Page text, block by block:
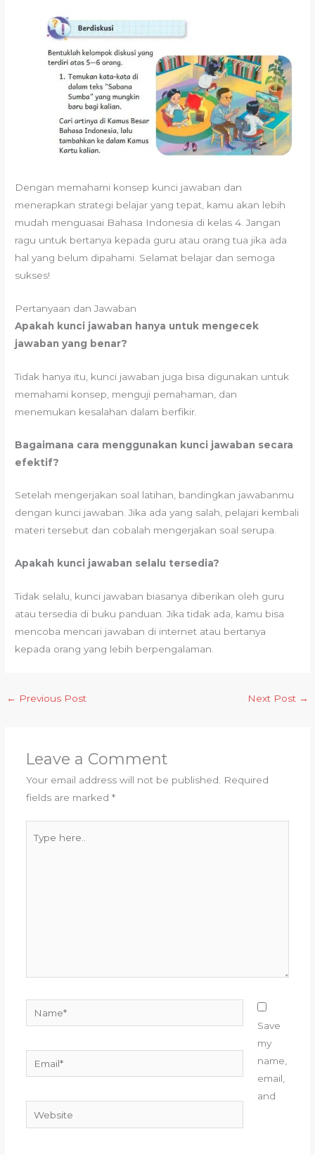
Dengan memahami konsep kunci jawaban dan
menerapkan strategi belajar yang tepat, kamu akan lebih
mudah menguasai Bahasa Indonesia di kelas 4. Jangan
ragu untuk bertanya kepada guru atau orang tua jika ada
hal yang belum dipahami. Selamat belajar dan semoga
sukses!
Pertanyaan dan Jawaban
Apakah kunci jawaban hanya untuk mengecek
jawaban yang benar?
Tidak hanya itu, kunci jawaban juga bisa digunakan untuk
memahami konsep, menguji pemahaman, dan
menemukan kesalahan dalam berfikir.
Bagaimana cara menggunakan kunci jawaban secara
efektif?
Setelah mengerjakan soal latihan, bandingkan jawabanmu
dengan kunci jawaban. Jika ada yang salah, pelajari kembali
materi tersebut dan cobalah mengerjakan soal serupa.
Apakah kunci jawaban selalu tersedia?
Tidak selalu, kunci jawaban biasanya diberikan oleh guru
atau tersedia di buku panduan. Jika tidak ada, kamu bisa
mencoba mencari jawaban di internet atau bertanya
kepada orang yang lebih berpengalaman.
← Previous Post Next Post →
Leave a Comment
Your email address will not be published.
Required
fields are marked *
here..
Website
Save
my
name,
email,
and